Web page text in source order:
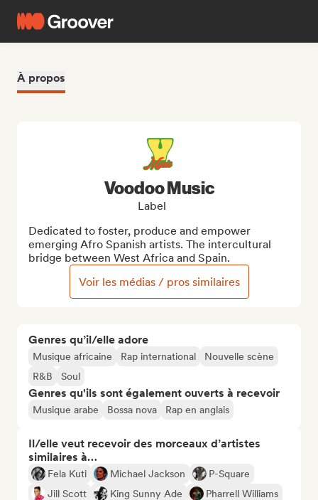
À propos
Genres qu’il/elle adore
Musique africaine Rap international
Nouvelle scène
R&B
Soul
Genres qu'ils sont également ouverts à recevoir
Musique arabe Bossa nova Rap en anglais
Il/elle veut recevoir des morceaux d’artistes
similaires à…
Fela Kuti Michael Jackson
P-Square
Jill Scott
King Sunny Ade Pharrell Williams
Voodoo Music
Label
Dedicated to foster, produce and empower
emerging Afro Spanish artists. The intercultural
bridge between West Africa and Spain.
Voir les médias / pros similaires